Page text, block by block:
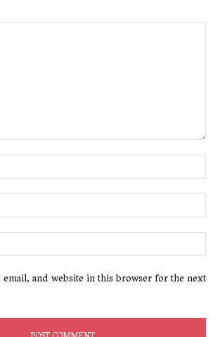
email, and website in this browser for the next